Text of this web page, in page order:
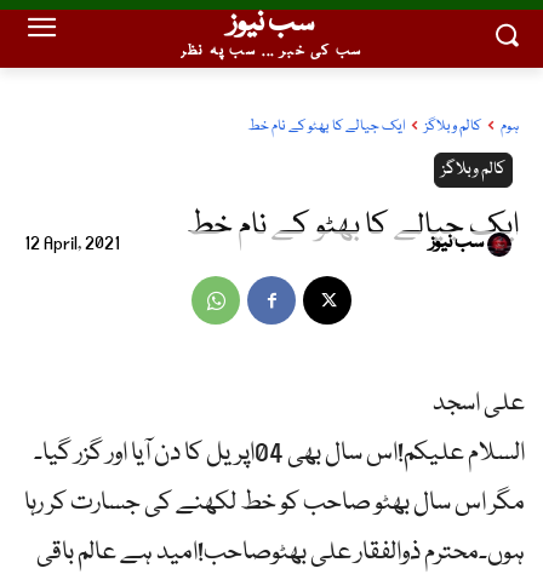
سب نیوز
سب کی خبر ... سب پہ نظر
ہوم کالم وبلاگز ایک جیالے کا بھٹو کے نام خط
کالم وبلاگز
ایک جیالے کا بھٹو کے نام خط 12 April, 2021 سب نیوز
علی اسجد
السلام علیکم!اس سال بھی 04اپریل کا دن آیا اور گزر گیا۔
مگر اس سال بھٹو صاحب کو خط لکھنے کی جسارت کر رہا
ہوں۔محترم ذوالفقار علی بھٹوصاحب!امید ہے عالم باقی